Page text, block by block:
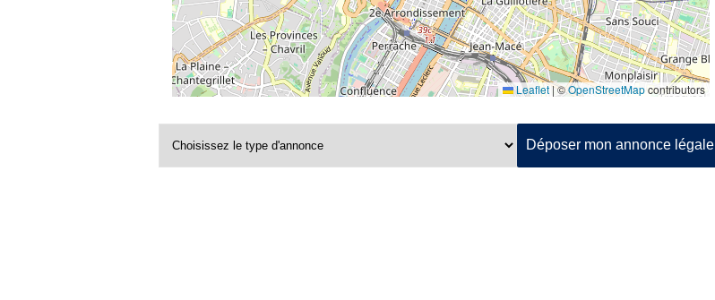
Leaflet|©OpenStreetMapcontributors
Déposer mon annonce légale